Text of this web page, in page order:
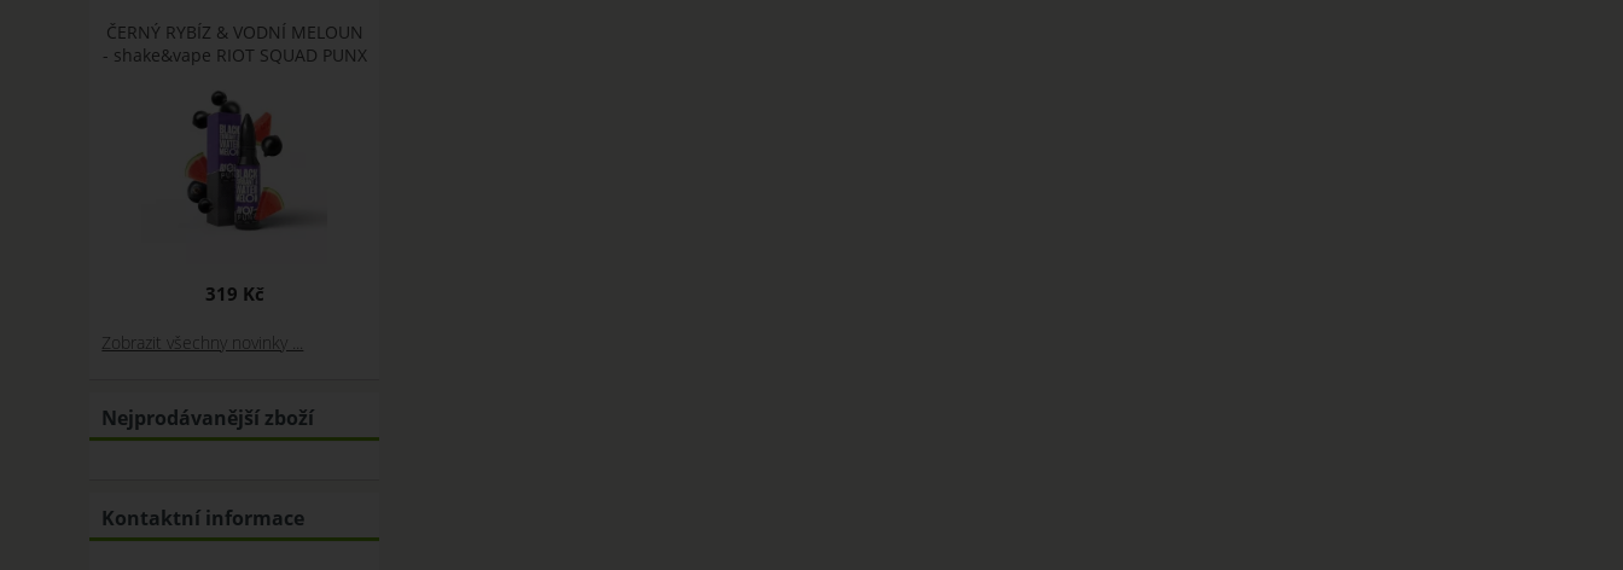
ČERNÝ RYBÍZ & VODNÍ MELOUN
- shake&vape RIOT SQUAD PUNX
319 Kč
Zobrazit všechny novinky ...
Nejprodávanější zboží
Kontaktní informace